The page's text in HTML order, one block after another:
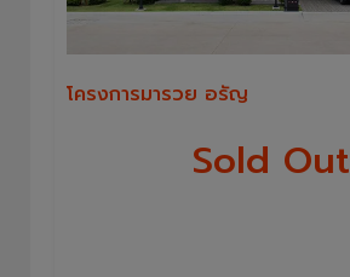
โครงการมารวย อรัญ
Sold Out